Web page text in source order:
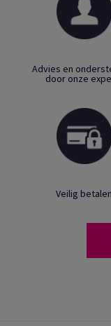
Advies en
door onze
Veilig betalen